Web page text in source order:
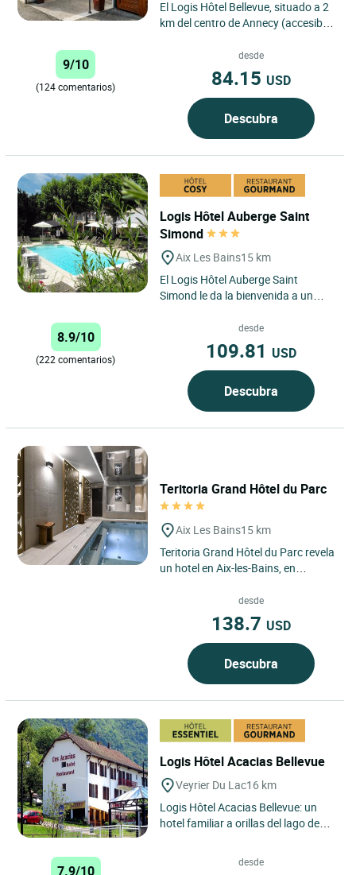
El Logis Hôtel Bellevue, situado a 2
km del centro de Annecy (accesible
9/10
(124 comentarios)
desde
84.15 USD
Descubra
Logis Hôtel Auberge Saint
Simond
Aix Les Bains15 km
El Logis Hôtel Auberge Saint
Simond le da la bienvenida a un
Saboya. Este hotel de 3 estrellas...
8.9/10
(222 comentarios)
desde
109.81 USD
Descubra
Teritoria Grand Hôtel du Parc
Aix Les Bains15 km
Teritoria Grand Hôtel du Parc revela
un hotel en Aix-les-Bains, en
Ródano-Alpes, donde...
desde
138.7 USD
Descubra
Logis Hôtel Acacias Bellevue
Veyrier Du Lac16 km
Logis Hôtel Acacias Bellevue: un
hotel familiar a orillas del lago de
7.9/10
desde